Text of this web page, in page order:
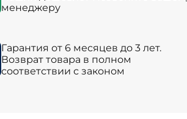
менеджеру
Гарантия от 6 месяцев до 3 лет.
Возврат товара в полном
соответствии с законом